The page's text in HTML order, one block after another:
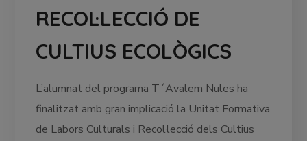
RECOL·LECCIÓ DE
CULTIUS ECOLÒGICS
L’alumnat del programa T´Avalem Nules ha
finalitzat amb gran implicació la Unitat Formativa
de Labors Culturals i Recol·lecció dels Cultius